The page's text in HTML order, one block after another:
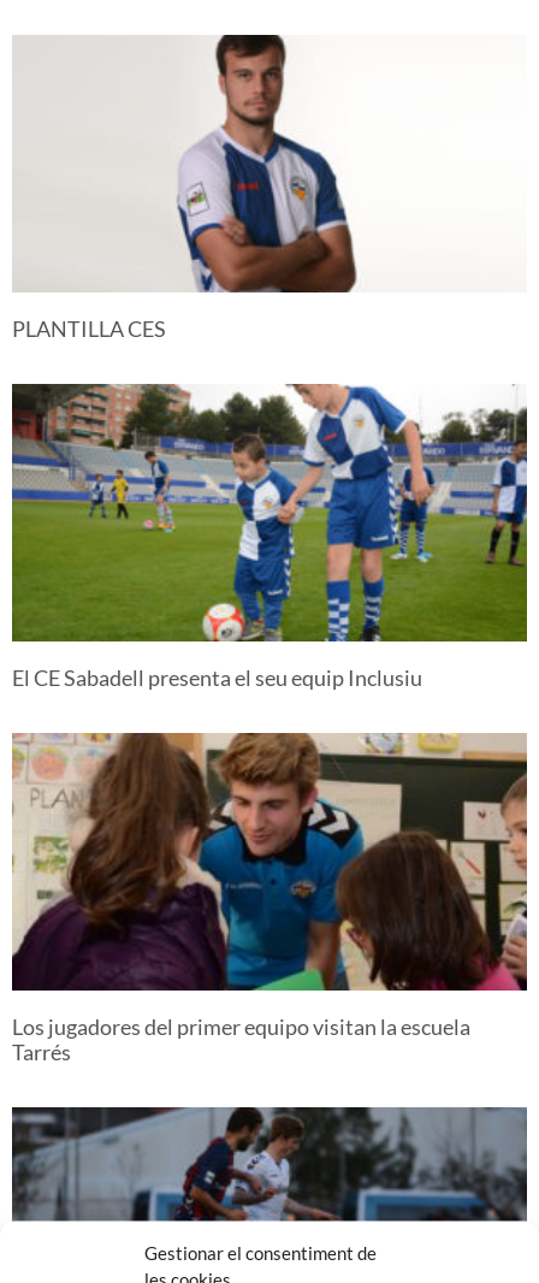
Gestionar el consentiment de
les cookies
PLANTILLA CES
El CE Sabadell presenta el seu equip Inclusiu
Los jugadores del primer equipo visitan la escuela
Tarrés